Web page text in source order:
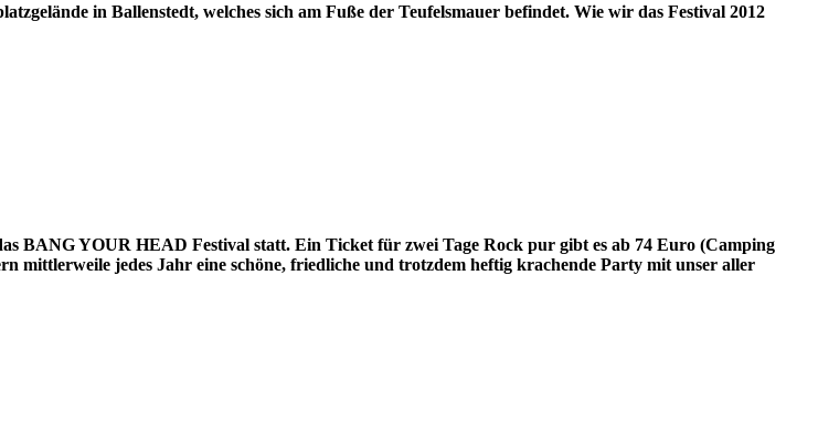
in Ballenstedt, welches sich am Fuße der Teufelsmauer befindet. Wie wir das Festival 2012
BANG YOUR HEAD Festival statt. Ein Ticket für zwei Tage Rock pur gibt es ab 74 Euro (Camping
mittlerweile jedes Jahr eine schöne, friedliche und trotzdem heftig krachende Party mit unser aller